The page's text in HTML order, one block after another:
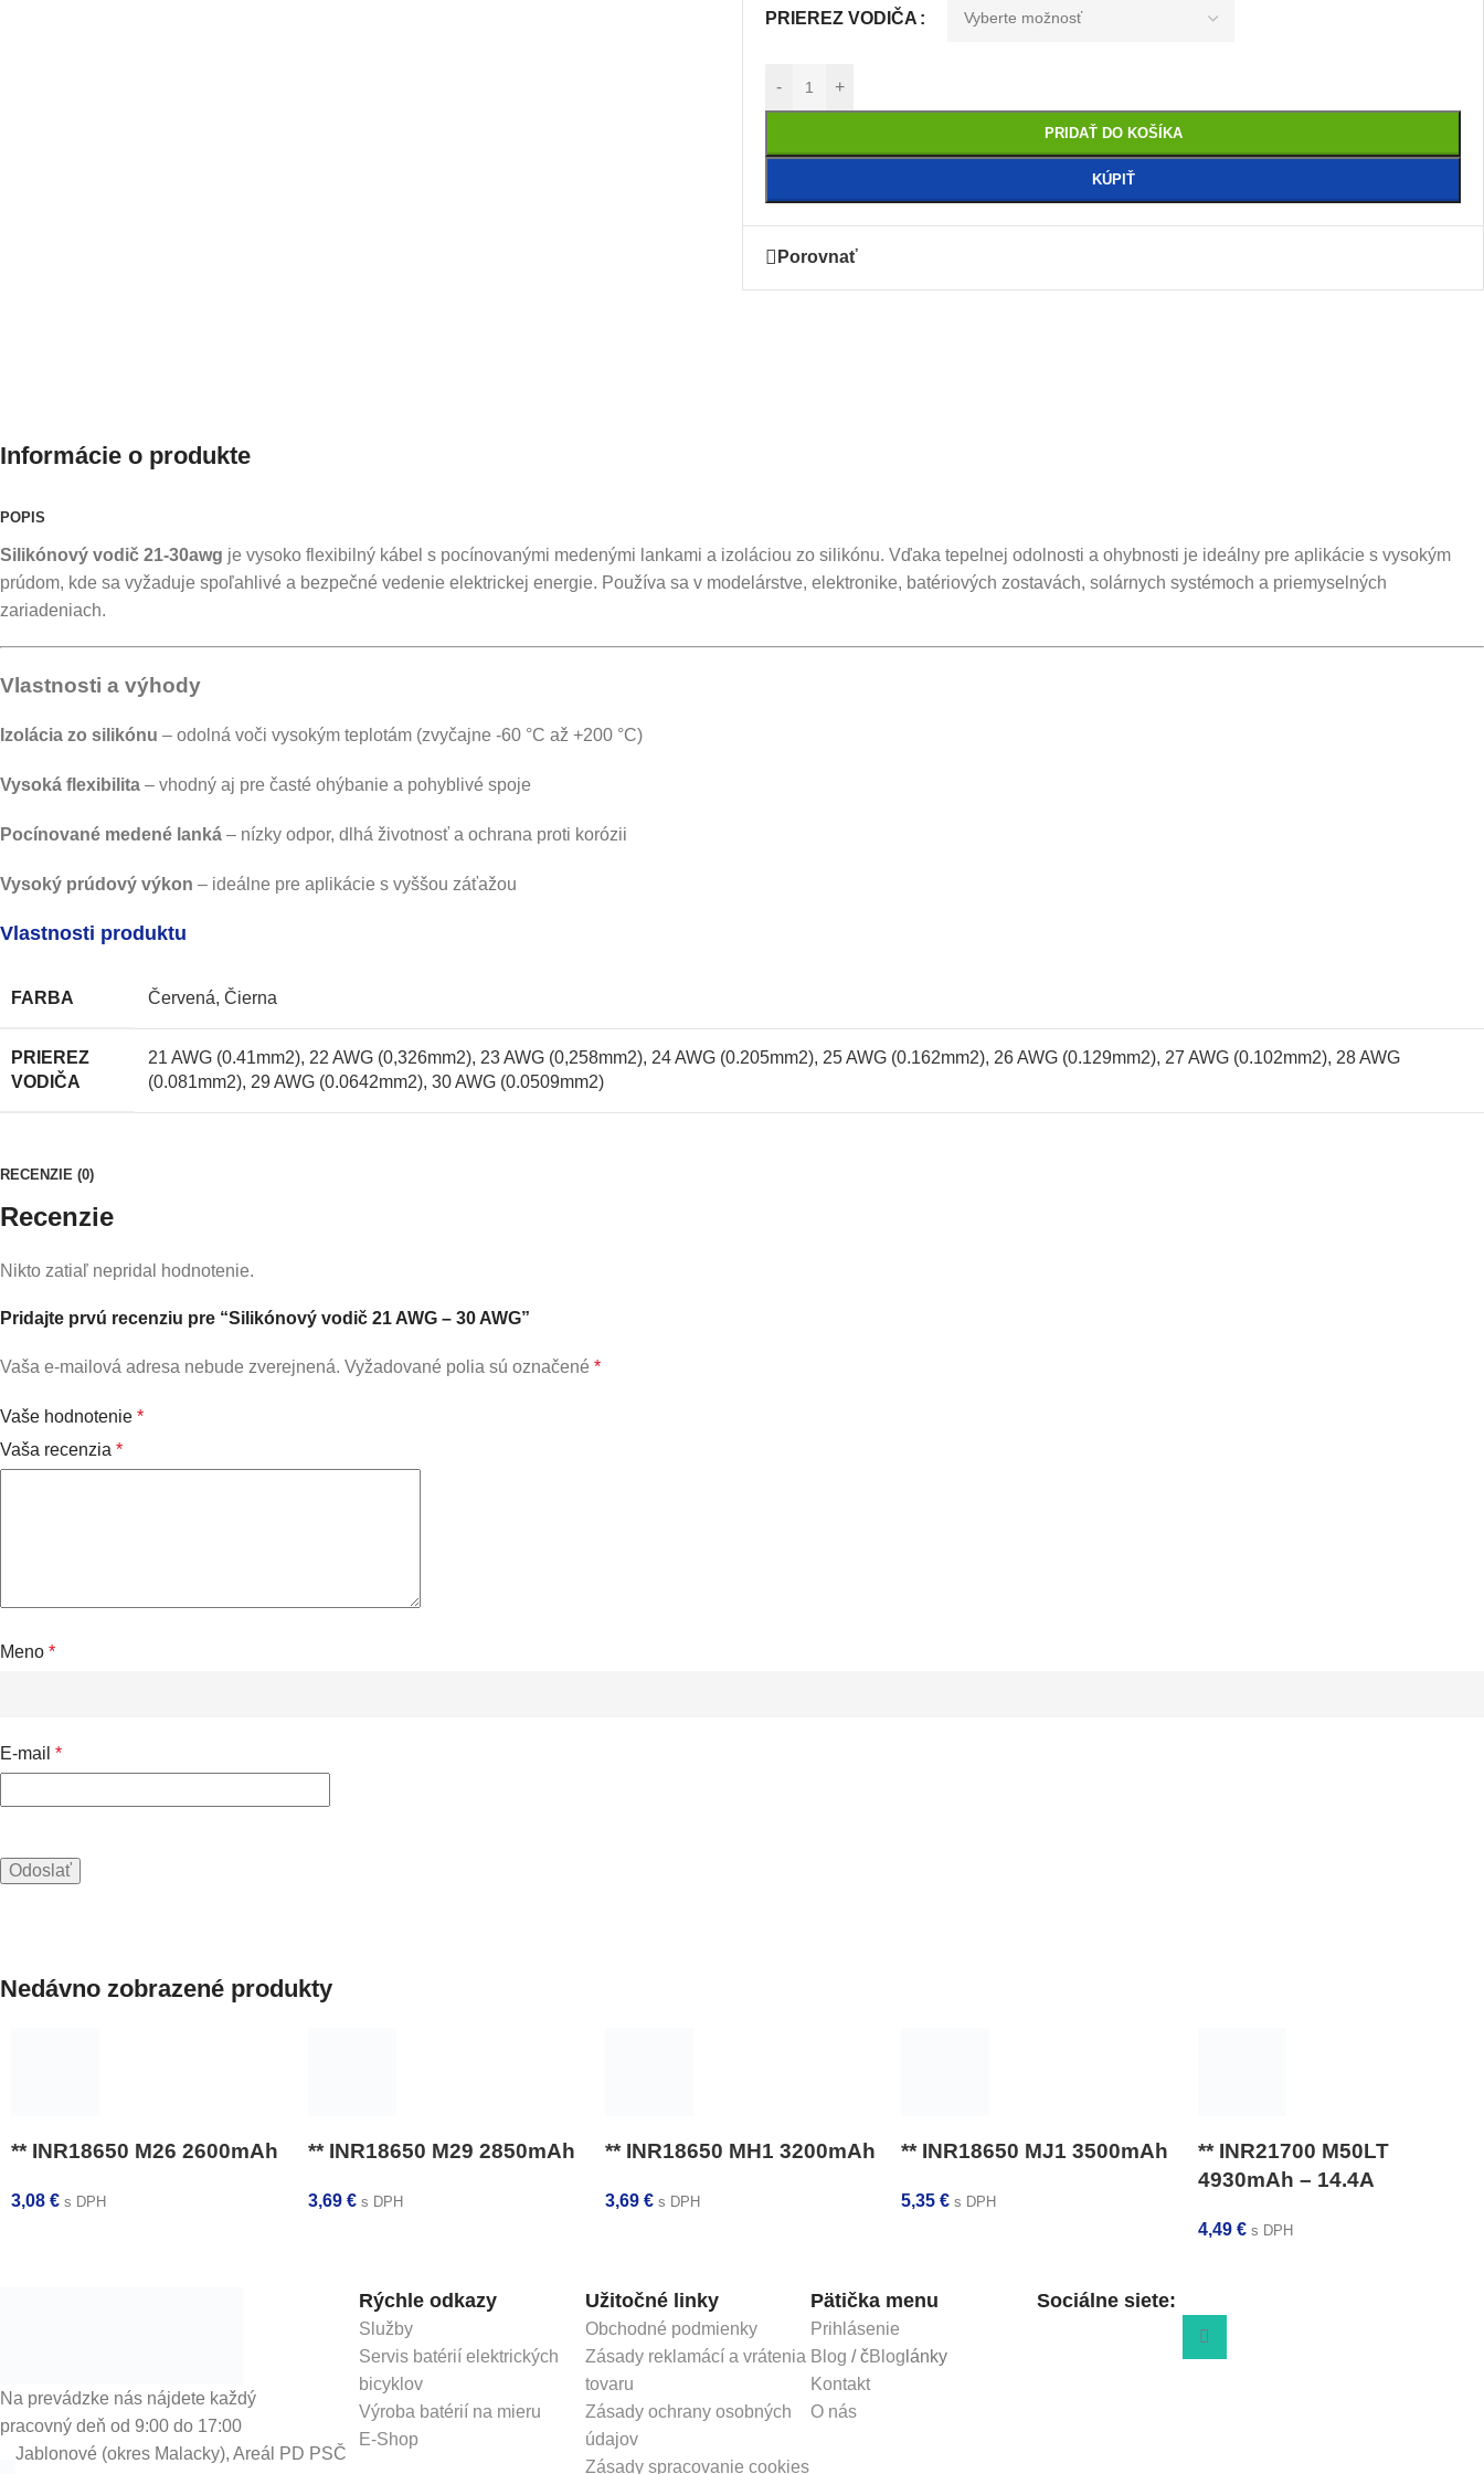
PRIEREZ VODIČA
- +
PRIDAŤ DO KOŠÍKA
KÚPIŤ
Porovnať
Informácie o produkte
POPIS
Silikónový vodič 21-30awg je vysoko flexibilný kábel s pocínovanými medenými lankami a izoláciou zo silikónu. Vďaka tepelnej odolnosti a ohybnosti je ideálny pre aplikácie s vysokým
prúdom, kde sa vyžaduje spoľahlivé a bezpečné vedenie elektrickej energie. Používa sa v modelárstve, elektronike, batériových zostavách, solárnych systémoch a priemyselných
zariadeniach.
Vlastnosti a výhody
Izolácia zo silikónu – odolná voči vysokým teplotám (zvyčajne -60 °C až +200 °C)
Vysoká flexibilita – vhodný aj pre časté ohýbanie a pohyblivé spoje
Pocínované medené lanká – nízky odpor, dlhá životnosť a ochrana proti korózii
Vysoký prúdový výkon – ideálne pre aplikácie s vyššou záťažou
Vlastnosti produktu
FARBA Červená, Čierna
PRIEREZ
VODIČA
21 AWG (0.41mm2), 22 AWG (0,326mm2), 23 AWG (0,258mm2), 24 AWG (0.205mm2), 25 AWG (0.162mm2), 26 AWG (0.129mm2), 27 AWG (0.102mm2), 28 AWG
(0.081mm2), 29 AWG (0.0642mm2), 30 AWG (0.0509mm2)
RECENZIE (0)
Recenzie
Nikto zatiaľ nepridal hodnotenie.
Pridajte prvú recenziu pre “Silikónový vodič 21 AWG – 30 AWG”
Vaša e-mailová adresa nebude zverejnená. Vyžadované polia sú označené *
Vaše hodnotenie *
Vaša recenzia *
Meno *
E-mail *
Nedávno zobrazené produkty
** INR18650 M26 2600mAh
3,08 € s DPH
** INR18650 M29 2850mAh
3,69 € s DPH
** INR18650 MH1 3200mAh
3,69 € s DPH
** INR18650 MJ1 3500mAh
5,35€ s DPH
** INR21700 M50LT
4930mAh – 14.4A
4,49€ s DPH
Na prevádzke nás nájdete každý
pracovný deň od 9:00 do 17:00
Jablonové (okres Malacky), Areál PD PSČ
Rýchle odkazy
Služby
Servis batérií elektrických
bicyklov
Výroba batérií na mieru
E-Shop
Užitočné linky
Obchodné podmienky
Zásady reklamácí a vrátenia
tovaru
Zásady ochrany osobných
údajov
Zásady spracovanie cookies
Pätička menu
Prihlásenie
Blog / čBlog lánky
Kontakt
O nás
Sociálne siete: